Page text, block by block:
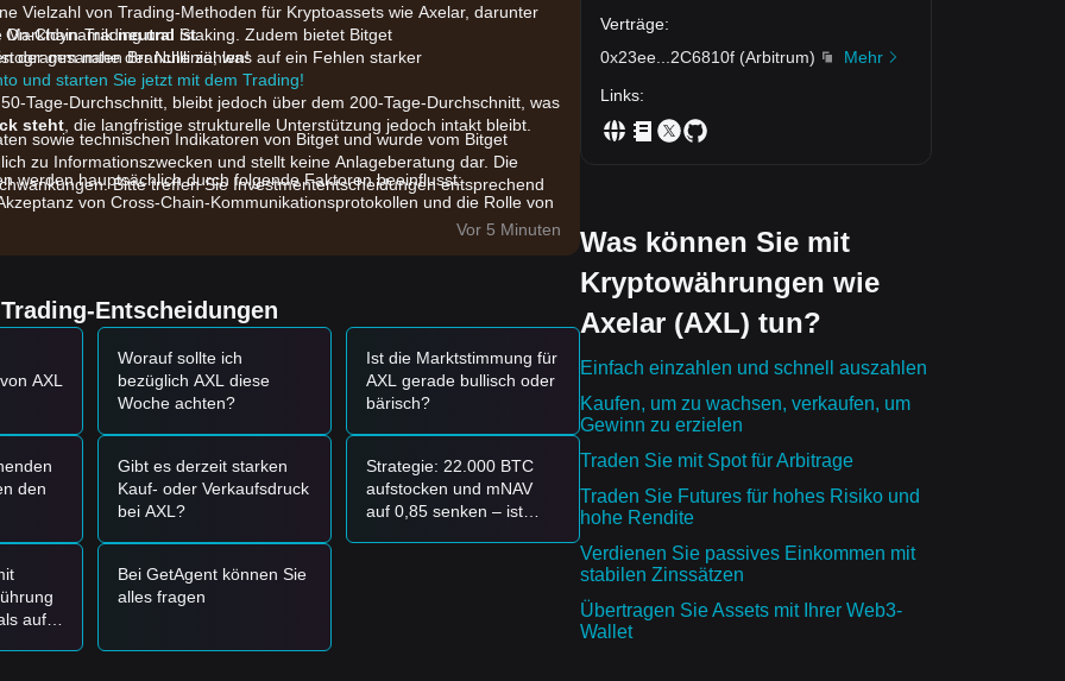
Marktdynamikneutral ist.
nahe der Nulllinie, was auf ein Fehlen starker
Tage-Durchschnitt, bleibt jedoch über dem 200-Tage-Durchschnitt, was
steht , die langfristige strukturelle Unterstützung jedoch intakt bleibt.
werden hauptsächlich durch folgende Faktoren beeinflusst:
von Cross-Chain-Kommunikationsprotokollen und die Rolle von
treiben weiterhin das fundamentale Interesse an.
der Marktdynamik liefern Analysten die folgenden Referenz-
$erreicht und Anzeichen einer Erholung zeigt, kann sich eine
von einem Anstieg des Handelsvolumens, kann dies einen neuen
Markt in eine tiefere kurzfristige Anpassungsphase eintreten und
die folgenden Referenzstrategien:
von
Vielzahl von Trading-Methoden für Kryptoassets wie Axelar, darunter
Chain-Trading und Staking. Zudem bietet Bitget
der gesamten Branche zählen!
und starten Sie jetzt mit dem Trading!
sowie technischen Indikatoren von Bitget und wurde vom Bitget
zu Informationszwecken und stellt keine Anlageberatung dar. Die
Bitte treffen Sie Investmententscheidungen entsprechend
Vor 5 Minuten
Entscheidungen
AXL
Worauf sollte ich
bezüglich AXL diese
Woche achten?
Ist die Marktstimmung für
AXL gerade bullisch oder
bärisch?
den
Gibt es derzeit starken
Kauf- oder Verkaufsdruck
bei AXL?
Strategie: 22.000 BTC
aufstocken und mNAV
auf 0,85 senken – ist
auf
Bei GetAgent können Sie
alles fragen
Verträge:
0x23ee
2C6810f (Arbitrum)
Mehr
Links:
Was können Sie mit
Kryptowährungen wie
Axelar (AXL) tun?
Einfach einzahlen und schnell auszahlen
Kaufen, um zu wachsen, verkaufen, um
Gewinn zu erzielen
Traden Sie mit Spot für Arbitrage
Traden Sie Futures für hohes Risiko und
hohe Rendite
Verdienen Sie passives Einkommen mit
stabilen Zinssätzen
Übertragen Sie Assets mit Ihrer Web3-
Wallet